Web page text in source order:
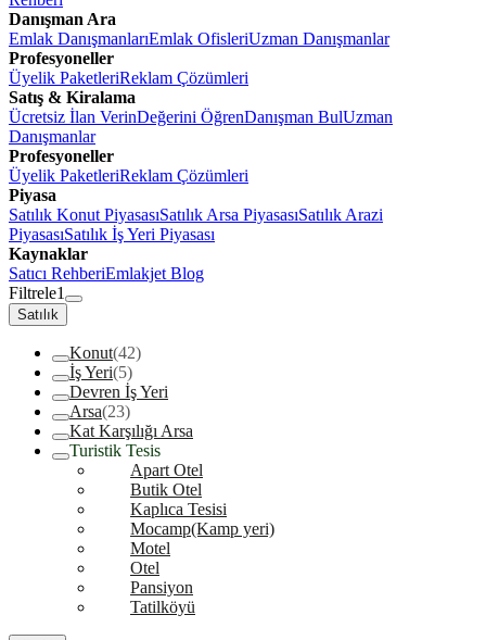
Danışman Ara
Emlak DanışmanlarıEmlak OfisleriUzman Danışmanlar
Profesyoneller
Üyelik PaketleriReklam Çözümleri
Satış & Kiralama
Ücretsiz İlan VerinDeğerini ÖğrenDanışman BulUzman
Danışmanlar
Profesyoneller
Üyelik PaketleriReklam Çözümleri
Piyasa
Satılık Konut PiyasasıSatılık Arsa PiyasasıSatılık Arazi
PiyasasıSatılık İş Yeri Piyasası
Kaynaklar
Satıcı RehberiEmlakjet Blog
Filtrele1
Satılık
Konut(42)
İş Yeri(5)
Devren İş Yeri
Arsa(23)
Kat Karşılığı Arsa
Turistik Tesis
Apart Otel
Butik Otel
Kaplıca Tesisi
Mocamp(Kamp yeri)
Motel
Otel
Pansiyon
Tatilköyü